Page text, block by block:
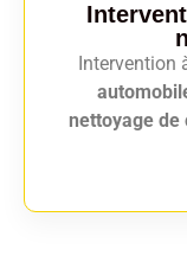
Intervention
nettoyage